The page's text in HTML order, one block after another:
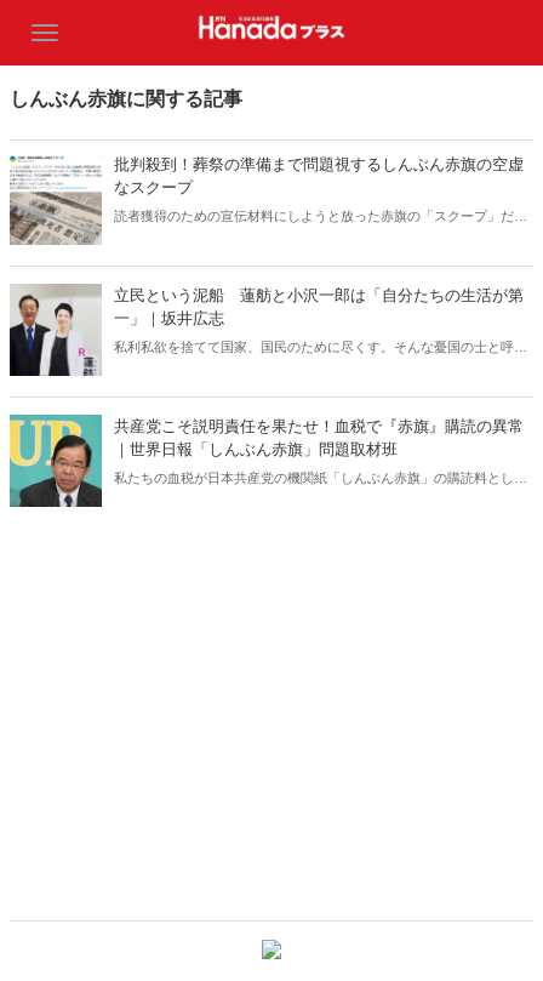
しんぶん赤旗に関する記事
批判殺到！葬祭の準備まで問題視するしんぶん赤旗の空虚
なスクープ
読者獲得のための宣伝材料にしようと放った赤旗の「スクープ」だっ
立民という泥船 蓮舫と小沢一郎は「自分たちの生活が第
一」｜坂井広志
私利私欲を捨てて国家、国民のために尽くす。そんな憂国の士と呼べ
イルは蓮舫議員Twitterより）
共産党こそ説明責任を果たせ！血税で『赤旗』購読の異常
｜世界日報「しんぶん赤旗」問題取材班
私たちの血税が日本共産党の機関紙「しんぶん赤旗」の購読料として